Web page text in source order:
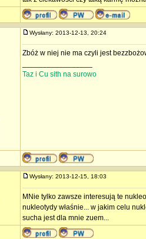
Wysłany: 2013-12-13, 20:24
Zbóż w niej nie ma czyli jest
Taz i Cu sith na surowo
Wysłany: 2013-12-15, 18:03
MNie tylko zawsze interesują te
nukleotydy właśnie... w jakim celu
sucha jest dla mnie zuem...